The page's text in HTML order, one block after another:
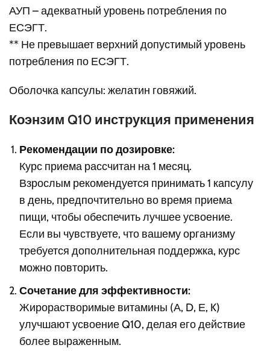
АУП – адекватный уровень потребления по
ЕСЭГТ.
** Не превышает верхний допустимый уровень
потребления по ЕСЭГТ.
Оболочка капсулы: желатин говяжий.
Коэнзим Q10 инструкция применения
Рекомендации по дозировке:
Курс приема рассчитан на 1 месяц.
Взрослым рекомендуется принимать 1 капсулу
в день, предпочтительно во время приема
пищи, чтобы обеспечить лучшее усвоение.
Если вы чувствуете, что вашему организму
требуется дополнительная поддержка, курс
можно повторить.
Сочетание для эффективности:
Жирорастворимые витамины (А, D, Е, K)
улучшают усвоение Q10, делая его действие
более выраженным.